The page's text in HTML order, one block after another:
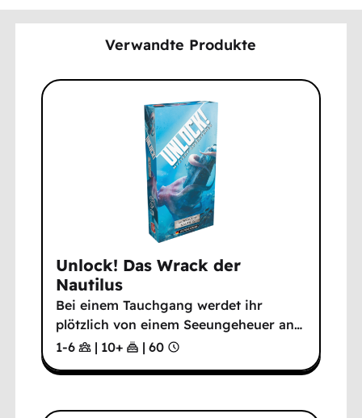
Verwandte Produkte
Unlock! Das Wrack der
Nautilus
Bei einem Tauchgang werdet ihr
plötzlich von einem Seeungeheuer an…
1-6
| 10+ | 60